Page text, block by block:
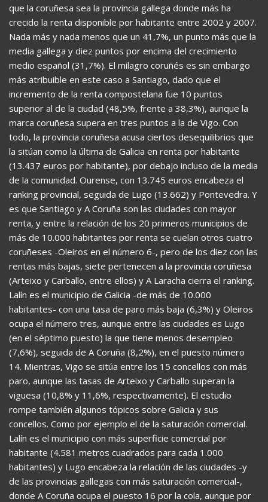
que la coruñesa sea la provincia gallega donde más ha
crecido la renta disponible por habitante entre 2002 y 2007.
Nada más y nada menos que un 41,7%, un punto más que la
media gallega y diez puntos por encima del crecimiento
medio español (31,7%). El milagro coruñés es sin embargo
más atribuible en este caso a Santiago, dado que el
incremento de la renta compostelana fue 10 puntos
superior al de la ciudad (48,5%, frente a 38,3%), aunque la
marca coruñesa supera en tres puntos a la de Vigo. Con
todo, la provincia coruñesa acusa ciertos desequilibrios que
la sitúan como la última de Galicia en renta por habitante
(13.437 euros por habitante), por debajo incluso de la media
de la comunidad. Ourense, con 13.745 euros encabeza el
ranking provincial, seguida de Lugo (13.662) y Pontevedra. Y
es que Santiago y A Coruña son las ciudades con mayor
renta, y entre la relación de los 20 primeros municipios de
más de 10.000 habitantes por renta se cuelan otros cuatro
coruñeses -Oleiros en el número 6-, pero de los diez con las
rentas más bajas, siete pertenecen a la provincia coruñesa
(Arteixo y Carballo, entre ellos) y A Laracha cierra el ranking.
Lalín es el municipio de Galicia -de más de 10.000
habitantes- con una tasa de paro más baja (6,3%) y Oleiros
ocupa el número tres, aunque entre las ciudades es Lugo
(en el séptimo puesto) la que tiene menos desempleo
(7,6%), seguida de A Coruña (8,2%), en el puesto número
14. Mientras, Vigo se sitúa entre los 15 concellos con más
paro, aunque las tasas de Arteixo y Carballo superan la
viguesa (10,8% y 11,6%, respectivamente). El estudio
rompe también algunos tópicos sobre Galicia y sus
concellos. Como por ejemplo el de la saturación comercial.
Lalín es el municipio con más superficie comercial por
habitante (4.581 metros cuadrados para cada 1.000
habitantes) y Lugo encabeza la relación de las ciudades -y
de las provincias gallegas con más saturación comercial-,
donde A Coruña ocupa el puesto 16 por la cola, aunque por